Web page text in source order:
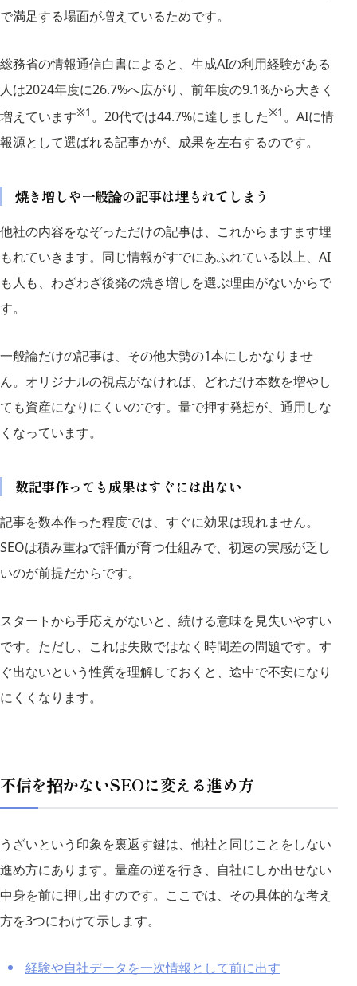
で満足する場面が増えているためです。
総務省の情報通信白書によると、生成AIの利用経験がある
人は2024年度に26.7%へ広がり、前年度の9.1%から大きく
増えています※1 。20代では44.7%に達しました※1 。AIに情
報源として選ばれる記事かが、成果を左右するのです。
焼き増しや一般論の記事は埋もれてしまう
他社の内容をなぞっただけの記事は、これからますます埋
もれていきます。同じ情報がすでにあふれている以上、AI
も人も、わざわざ後発の焼き増しを選ぶ理由がないからで
す。
一般論だけの記事は、その他大勢の1本にしかなりませ
ん。オリジナルの視点がなければ、どれだけ本数を増やし
ても資産になりにくいのです。量で押す発想が、通用しな
くなっています。
数記事作っても成果はすぐには出ない
記事を数本作った程度では、すぐに効果は現れません。
SEOは積み重ねで評価が育つ仕組みで、初速の実感が乏し
いのが前提だからです。
スタートから手応えがないと、続ける意味を見失いやすい
です。ただし、これは失敗ではなく時間差の問題です。す
ぐ出ないという性質を理解しておくと、途中で不安になり
にくくなります。
不信を招かないSEOに変える進め方
うざいという印象を裏返す鍵は、他社と同じことをしない
進め方にあります。量産の逆を行き、自社にしか出せない
中身を前に押し出すのです。ここでは、その具体的な考え
方を3つにわけて示します。
経験や自社データを一次情報として前に出す